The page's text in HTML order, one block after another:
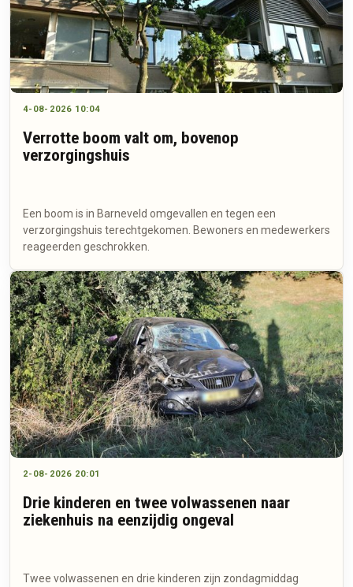
4-08-2026 10:04
Verrotte boom valt om, bovenop
verzorgingshuis
Een boom is in Barneveld omgevallen en tegen een
verzorgingshuis terechtgekomen. Bewoners en medewerkers
reageerden geschrokken.
2-08-2026 20:01
Drie kinderen en twee volwassenen naar
ziekenhuis na eenzijdig ongeval
Twee volwassenen en drie kinderen zijn zondagmiddag